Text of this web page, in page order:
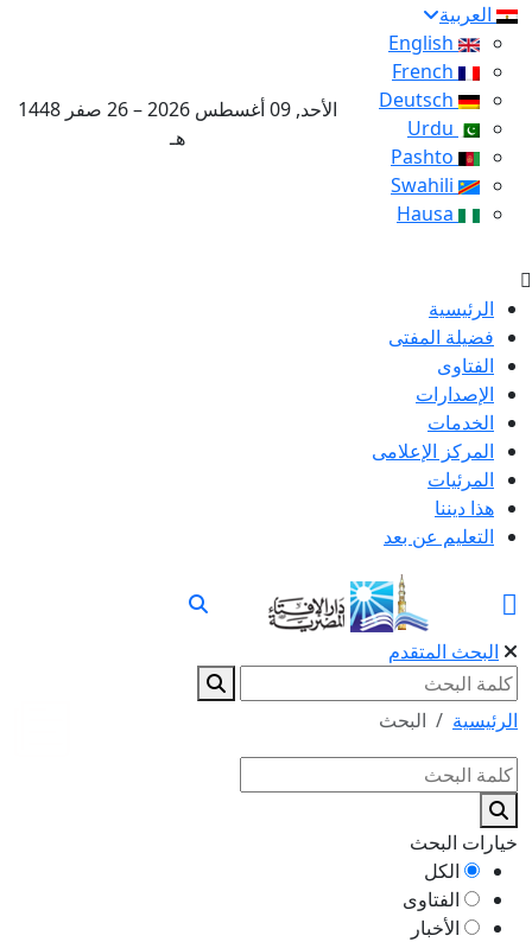
العربية
الأحد, 09 أغسطس 2026 – 26 صفر 1448
هـ
الرئيسية
فضيلة المفتى
الفتاوى
الإصدارات
الخدمات
المركز الإعلامى
المرئيات
هذا ديننا
التعليم عن بعد
البحث المتقدم
الرئيسية البحث
خيارات البحث
الكل
الفتاوى
الأخبار